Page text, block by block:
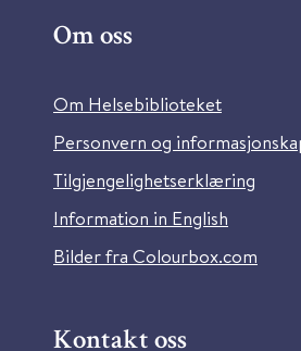
Om oss
Om Helsebiblioteket
Personvern og
Tilgjengelighetserklæring
Information in English
Bilder fra Colourbox.com
Kontakt oss